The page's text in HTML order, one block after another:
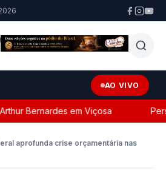
AO VIVO
Bernardes em Viçosa
aprofunda crise orçamentária nas